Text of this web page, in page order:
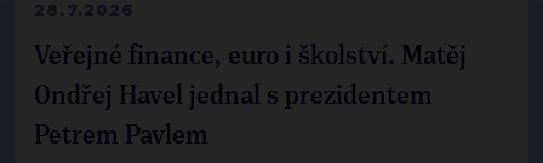
28.7.2026
Veřejné finance, euro i školství. Matěj
Ondřej Havel jednal s prezidentem
Petrem Pavlem